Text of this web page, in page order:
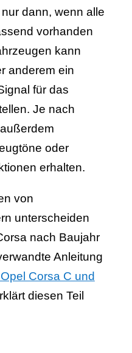
dann, wenn alle
vorhanden
kann
anderem ein
für das
Je nach
oder
erhalten.
von
unterscheiden
nach Baujahr
Anleitung
Corsa C und
diesen Teil